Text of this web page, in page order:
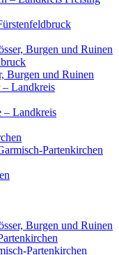
Burgen und Ruinen
Burgen und Ruinen
– Landkreis
– Landkreis
Partenkirchen
Burgen und Ruinen
Partenkirchen